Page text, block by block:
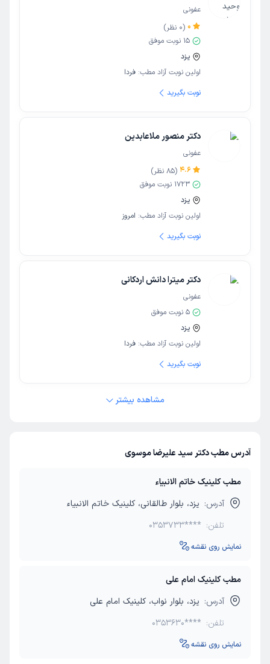
عفونی
0
(
0 نظر)
15 نوبت موفق
یزد
اولین نوبت آزاد مطب: فردا
نوبت بگیرید
دکتر منصور ملاعابدین
عفونی
4.6
(
85 نظر)
1723 نوبت موفق
یزد
اولین نوبت آزاد مطب: امروز
نوبت بگیرید
دکتر میترا دانش اردکانی
عفونی
5 نوبت موفق
یزد
اولین نوبت آزاد مطب: فردا
نوبت بگیرید
مشاهده بیشتر
آدرس مطب دکتر سید علیرضا موسوی
مطب کلینیک خاتم الانبیاء
آدرس: یزد، بلوار طالقانی، کلینیک خاتم الانبیاء
تلفن: 0353733****
نمایش روی نقشه
مطب کلینیک امام علی
آدرس: یزد، بلوار نواب، کلینیک امام علی
تلفن: 0353630****
نمایش روی نقشه